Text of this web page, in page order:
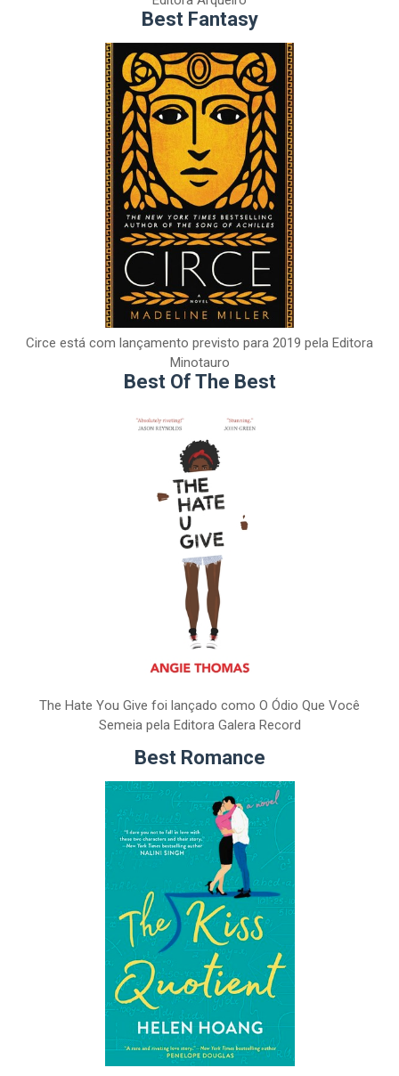
Best Fantasy
Circe está com lançamento previsto para 2019 pela Editora
Minotauro
Best Of The Best
The Hate You Give foi lançado como O Ódio Que Você
Semeia pela Editora Galera Record
Best Romance